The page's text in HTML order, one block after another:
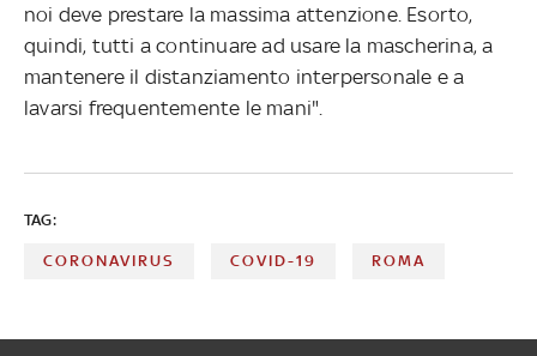
noi deve prestare la massima attenzione. Esorto,
quindi, tutti a continuare ad usare la mascherina, a
mantenere il distanziamento interpersonale e a
lavarsi frequentemente le mani".
TAG:
CORONAVIRUS COVID-19 ROMA